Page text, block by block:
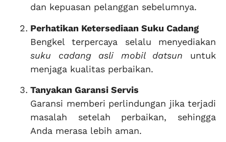
dan kepuasan pelanggan sebelumnya.
Perhatikan Ketersediaan Suku Cadang
Bengkel terpercaya selalu menyediakan
suku cadang asli mobil datsun untuk
menjaga kualitas perbaikan.
Tanyakan Garansi Servis
Garansi memberi perlindungan jika terjadi
masalah setelah perbaikan, sehingga
Anda merasa lebih aman.